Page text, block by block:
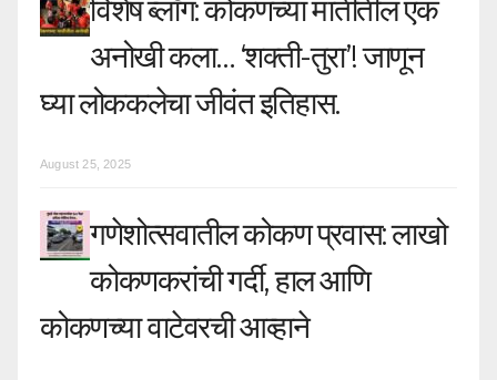
विशेष ब्लॉग: कोकणच्या मातीतील एक
अनोखी कला… ‘शक्ती-तुरा’! जाणून
घ्या लोककलेचा जीवंत इतिहास.
August 25, 2025
गणेशोत्सवातील कोकण प्रवास: लाखो
कोकणकरांची गर्दी, हाल आणि
कोकणच्या वाटेवरची आव्हाने